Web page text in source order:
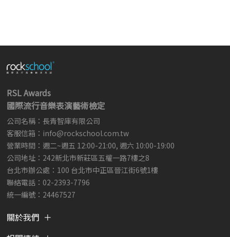
RSL Awards
國際流行音樂表演藝術檢定
公司名稱：長青智庫有限公司
客服信箱： info@rockschool.com.tw ​
營業時間：週二~週五 12:00-21:00, 週六 10:00-19:00
公司地址：242新北市新莊區五權一路7樓之8
台北市辦公處：100 台北市中正區晉江街6號1樓
聯絡電話：02-2393-7796
統一編號：24467527
關於我們